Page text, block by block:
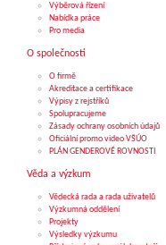
Výběrová řízení
Nabídka práce
Pro media
O společnosti
O firmě
Akreditace a certifikace
Výpisy z rejstříků
Spolupracujeme
Zásady ochrany osobních údajů
Oficiální promo video VŠÚO
PLÁN GENDEROVÉ ROVNOSTI
Věda a výzkum
Vědecká rada a rada uživatelů
Výzkumná oddělení
Projekty
Výsledky výzkumu